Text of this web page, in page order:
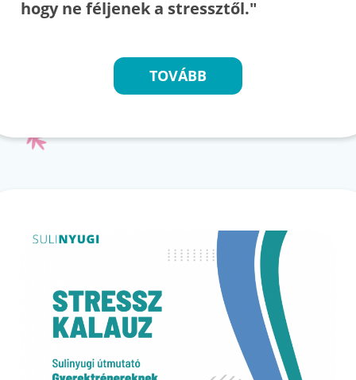
hogy ne féljenek a stressztől."
TOVÁBB